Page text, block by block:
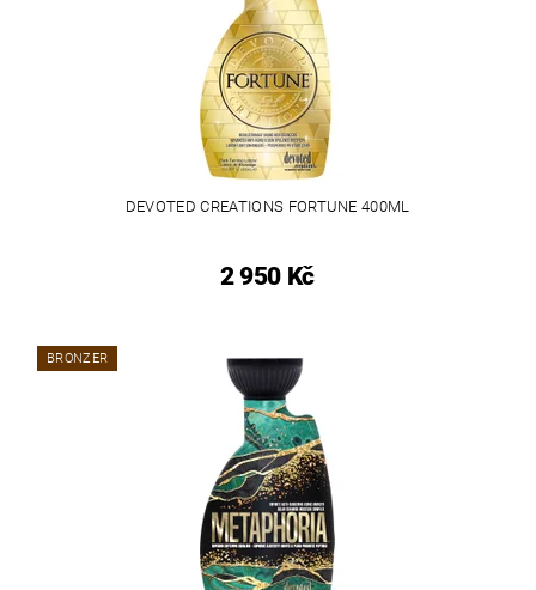
DEVOTED CREATIONS FORTUNE 400ML
2 950 Kč
BRONZER